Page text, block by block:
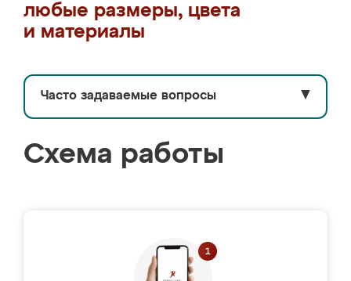
любые размеры, цвета
и материалы
Часто задаваемые вопросы ▼
Схема работы